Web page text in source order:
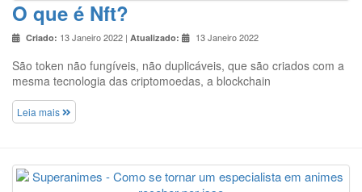
O que é Nft?
Criado: 13 Janeiro 2022 | Atualizado: 13 Janeiro 2022
São token não fungíveis, não duplicáveis, que são criados com a
mesma tecnologia das criptomoedas, a blockchain
Leia mais